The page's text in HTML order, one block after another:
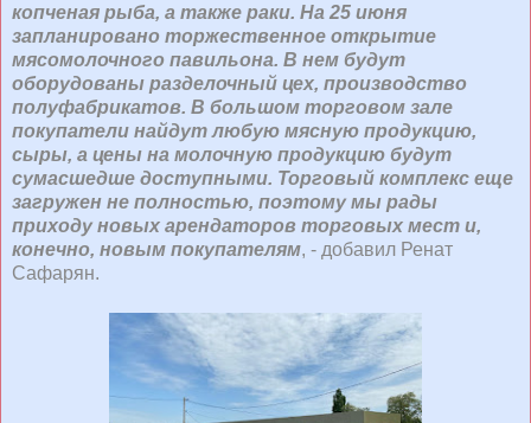
копченая рыба, а также раки. На 25 июня
запланировано торжественное открытие
мясомолочного павильона. В нем будут
оборудованы разделочный цех, производство
полуфабрикатов. В большом торговом зале
покупатели найдут любую мясную продукцию,
сыры, а цены на молочную продукцию будут
сумасшедше доступными. Торговый комплекс еще
загружен не полностью, поэтому мы рады
приходу новых арендаторов торговых мест и,
конечно, новым покупателям, - добавил Ренат
Сафарян.